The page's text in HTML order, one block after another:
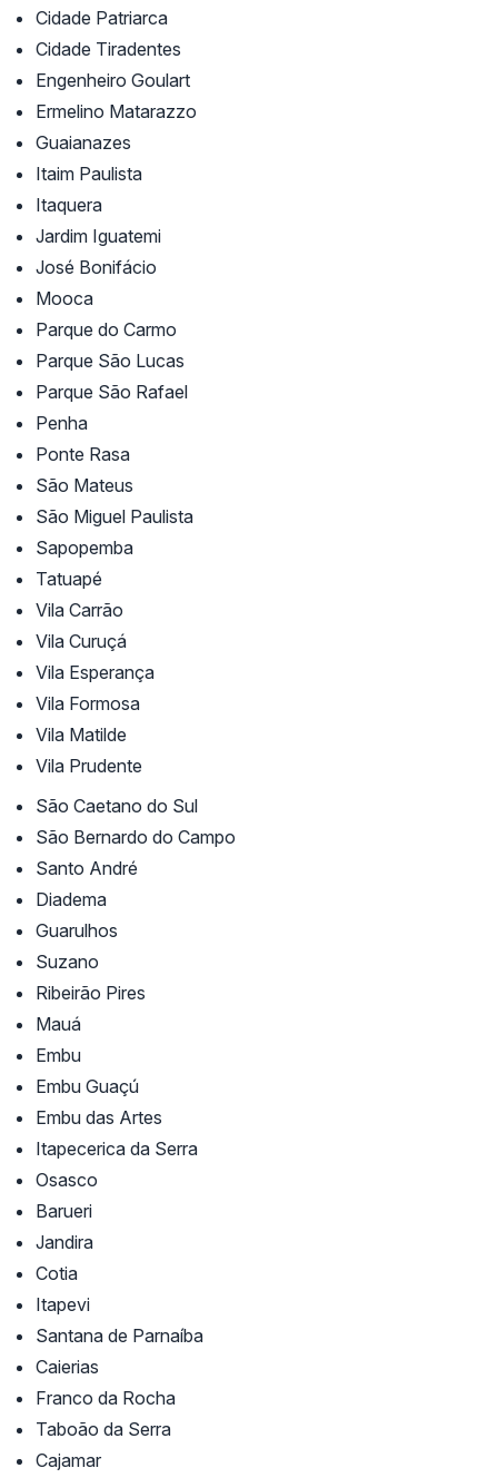
Cidade Patriarca
Cidade Tiradentes
Engenheiro Goulart
Ermelino Matarazzo
Guaianazes
Itaim Paulista
Itaquera
Jardim Iguatemi
José Bonifácio
Mooca
Parque do Carmo
Parque São Lucas
Parque São Rafael
Penha
Ponte Rasa
São Mateus
São Miguel Paulista
Sapopemba
Tatuapé
Vila Carrão
Vila Curuçá
Vila Esperança
Vila Formosa
Vila Matilde
Vila Prudente
São Caetano do Sul
São Bernardo do Campo
Santo André
Diadema
Guarulhos
Suzano
Ribeirão Pires
Mauá
Embu
Embu Guaçú
Embu das Artes
Itapecerica da Serra
Osasco
Barueri
Jandira
Cotia
Itapevi
Santana de Parnaíba
Caierias
Franco da Rocha
Taboão da Serra
Cajamar